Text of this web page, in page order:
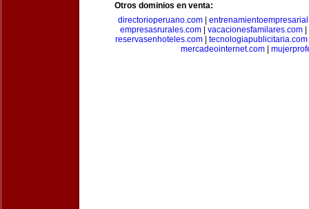
Otros dominios en venta:
directorioperuano.com|
empresasrurales.com| vacacionesfamilares.com|
reservasenhoteles.com
tecnologiapublicitaria.com
mercadeointernet.com|